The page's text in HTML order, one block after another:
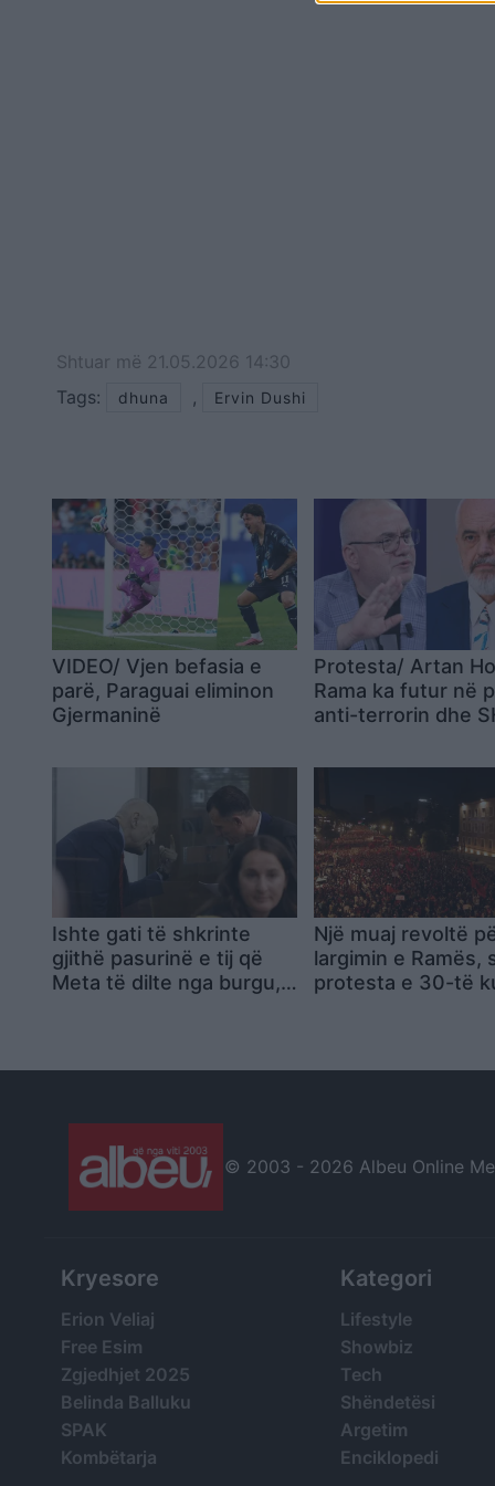
Shtuar më 21.05.2026 14:30
Tags:
dhuna , Ervin Dushi
VIDEO/ Vjen befasia e
parë, Paraguai eliminon
Gjermaninë
Protesta/ Artan
Rama ka futur në
anti-terrorin dhe
Ishte gati të shkrinte
gjithë pasurinë e tij që
Meta të dilte nga burgu,
Një muaj revoltë
largimin e Ramës,
protesta e 30-të
© 2003 - 2026 Albeu Online
Kryesore
Erion Veliaj
Free Esim
Zgjedhjet 2025
Belinda Balluku
SPAK
Kombëtarja
Kategori
Lifestyle
Showbiz
Tech
Shëndetësi
Argetim
Enciklopedi